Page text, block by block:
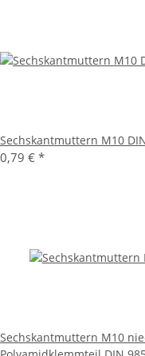
Sechskantmuttern M10
0,79 € *
Sechskantmuttern M10